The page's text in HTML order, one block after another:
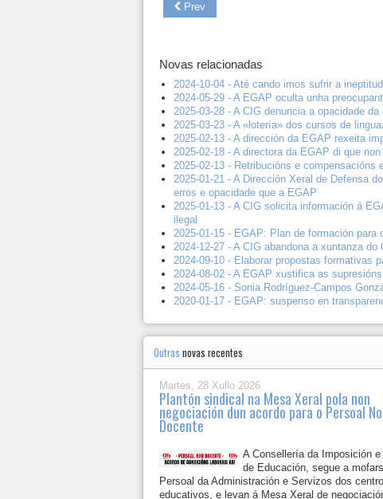
Prev
Novas relacionadas
2024-10-04 - Até cando imos sufrir a
2024-05-29 - A EGAP oculta unha
2025-03-28 - A CIG denuncia a opacidade
2025-03-23 - A «lotería» dos cursos de
2025-02-13 - A dirección da EGAP rexeita
2025-02-18 - A directora da EGAP di que
2025-02-13 - Retribucións e
2025-01-21 - A Dirección Xeral de Defensa
erros e opacidade que a EGAP
2025-01-13 - A CIG solicita información á
ilegal
2025-01-15 - EGAP: Plan de formación para
2024-12-27 - A CIG abandona a xuntanza
2024-09-10 - Elaborar propostas formativas
2024-08-02 - A EGAP xustifica as
2024-05-16 - Sonia Rodríguez-Campos
2020-01-17 - EGAP: suspenso en
Outras novas recentes
Martes, 28 Xullo 2026
Plantón sindical na Mesa Xeral pola non
negociación dun acordo para o Persoal
Docente
A Consellería da Imposición
de Educación, segue a
Persoal da Administración e Servizos dos
educativos, e levan á Mesa Xeral de